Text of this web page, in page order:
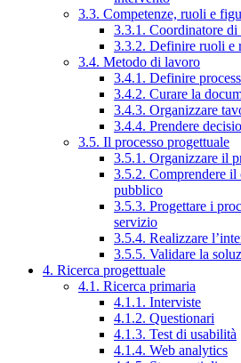
3.3. Competenze, ruoli e
3.3.1. Coordinatore di
3.3.2. Definire ruoli e
3.4. Metodo di lavoro
3.4.1. Definire
3.4.2. Curare la
3.4.3. Organizzare
3.4.4. Prendere
3.5. Il processo progettuale
3.5.1. Organizzare il
3.5.2. Comprendere il
pubblico
3.5.3. Progettare i
servizio
3.5.4. Realizzare
3.5.5. Validare la
4. Ricerca progettuale
4.1. Ricerca primaria
4.1.1. Interviste
4.1.2. Questionari
4.1.3. Test di usabilità
4.1.4. Web analytics